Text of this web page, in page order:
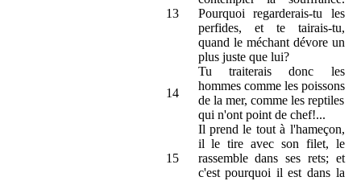
13
Pourquoi regarderais-tu les
perfides, et te tairais-tu,
quand le méchant dévore un
plus juste que lui?
14
Tu traiterais donc les
hommes comme les poissons
de la mer, comme les reptiles
qui n'ont point de chef!...
15
Il prend le tout à l'hameçon,
il le tire avec son filet, le
rassemble dans ses rets; et
c'est pourquoi il est dans la